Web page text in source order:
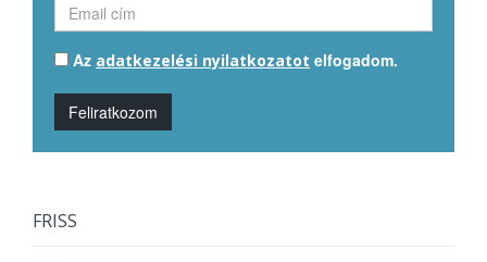
Az adatkezelési nyilatkozatot elfogadom.
Feliratkozom
FRISS